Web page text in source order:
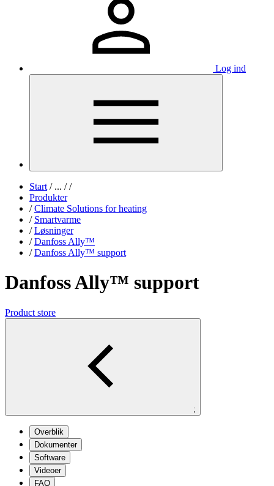
Log ind
Start /... / /
Produkter
/ Climate Solutions for heating
/ Smartvarme
/ Løsninger
/ Danfoss Ally™
/ Danfoss Ally™ support
Danfoss Ally™ support
Product store
;
Overblik
Dokumenter
Software
Videoer
FAQ